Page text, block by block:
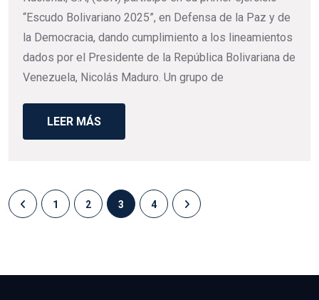
“Escudo Bolivariano 2025”, en Defensa de la Paz y de
la Democracia, dando cumplimiento a los lineamientos
dados por el Presidente de la República Bolivariana de
Venezuela, Nicolás Maduro. Un grupo de
LEER MÁS
1 2 3 4